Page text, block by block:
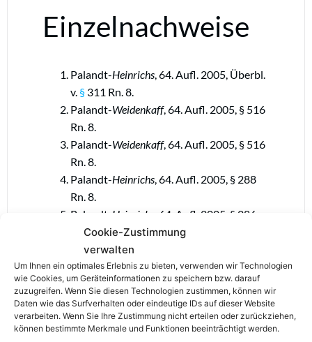
Cookie-Zustimmung
verwalten
Um Ihnen ein optimales Erlebnis zu bieten, verwenden wir Technologien
wie Cookies, um Geräteinformationen zu speichern bzw. darauf
zuzugreifen. Wenn Sie diesen Technologien zustimmen, können wir
Daten wie das Surfverhalten oder eindeutige IDs auf dieser Website
verarbeiten. Wenn Sie Ihre Zustimmung nicht erteilen oder zurückziehen,
können bestimmte Merkmale und Funktionen beeinträchtigt werden.
Einzelnachweise
Palandt-Heinrichs , 64. Aufl. 2005, Überbl.
v. § 311 Rn. 8.
Palandt-Weidenkaff, 64. Aufl. 2005, § 516
Rn. 8.
Palandt-Weidenkaff, 64. Aufl. 2005, § 516
Rn. 8.
Palandt-Heinrichs , 64. Aufl. 2005, § 288
Rn. 8.
Palandt- Heinrichs
, 64. Aufl. 2005, § 286
Rn. 27.
Palandt]-Heinrichs
Rn. 7 f.
http://de.wikipedia.org/wiki/Entgelt 05.11.2014
Lizenzinformation zu diesem
Artikel